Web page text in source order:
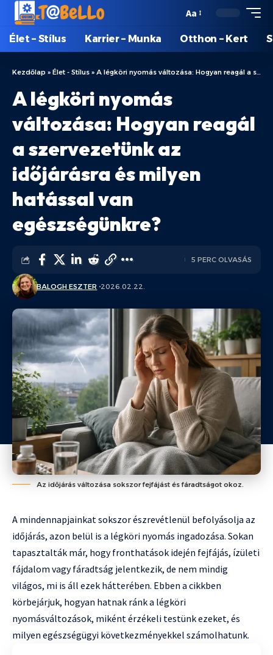
Aa
Élet – Stílus Karrier – Munka Otthon – Kert
Kezdőlap » Élet - Stílus » A légköri nyomás változása: Hogyan reagál a szervezetünk az időjárásra és milyen hatással van egészségünkre?
A légköri nyomás
változása: Hogyan reagál
a szervezetünk az
időjárásra és milyen
hatással van
egészségünkre?
BALOGH ESZTER 2026.02.22.
5 PERC OLVASÁS
Az időjárás változása sokszor fejfájást és fáradtságot okoz.
A mindennapjainkat sokszor észrevétlenül befolyásolja az
időjárás, azon belül is a légköri nyomás ingadozása. Sokan
tapasztalták már, hogy fronthatások idején fejfájás, ízületi
fájdalom vagy fáradtság jelentkezik, de nem mindig
világos, mi is áll ezek hátterében. Ebben a cikkben
körbejárjuk, hogyan hatnak ránk a légköri
nyomásváltozások, miként érzékeli testünk ezeket, és
milyen egészségügyi következményekkel számolhatunk.